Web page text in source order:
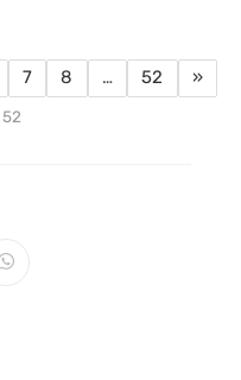
7 8 … 52 »
Opens